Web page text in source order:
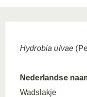
Hydrobia ulvae
Nederlandse
Wadslakje